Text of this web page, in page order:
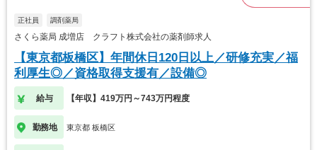
正社員 調剤薬局
さくら薬局 成増店 クラフト株式会社の薬剤師求人
【東京都板橋区】年間休日120日以上／研修充実／福
利厚生◎／資格取得支援有／設備◎
給与 【年収】419万円～743万円程度
勤務地 東京都 板橋区